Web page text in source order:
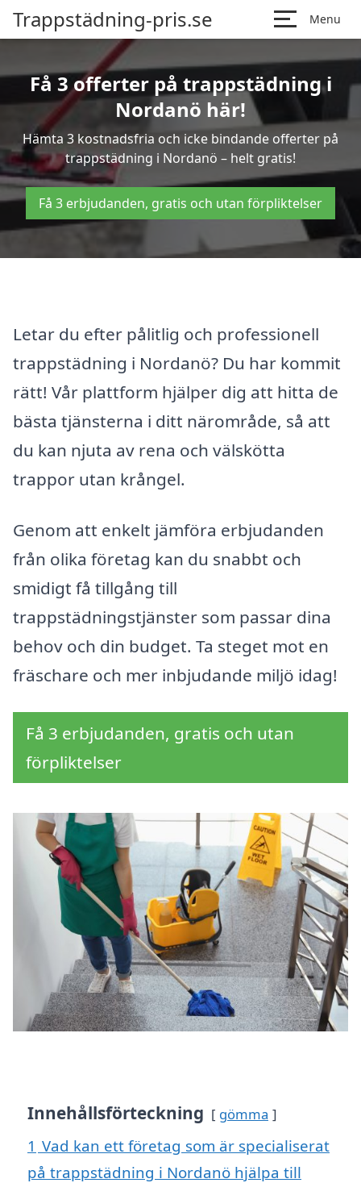
Trappstädning-pris.se Menu
Få 3 offerter på trappstädning i
Nordanö här!
Hämta 3 kostnadsfria och icke bindande offerter på
trappstädning i Nordanö – helt gratis!
Få 3 erbjudanden, gratis och utan förpliktelser
Letar du efter pålitlig och professionell
trappstädning i Nordanö? Du har kommit
rätt! Vår plattform hjälper dig att hitta de
bästa tjänsterna i ditt närområde, så att
du kan njuta av rena och välskötta
trappor utan krångel.
Genom att enkelt jämföra erbjudanden
från olika företag kan du snabbt och
smidigt få tillgång till
trappstädningstjänster som passar dina
behov och din budget. Ta steget mot en
fräschare och mer inbjudande miljö idag!
Få 3 erbjudanden, gratis och utan
förpliktelser
Innehållsförteckning gömma
1 Vad kan ett företag som är specialiserat
på trappstädning i Nordanö hjälpa till